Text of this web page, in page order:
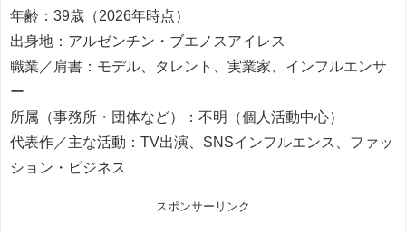
年齢：39歳（2026年時点）
出身地：アルゼンチン・ブエノスアイレス
職業／肩書：モデル、タレント、実業家、インフルエンサ
ー
所属（事務所・団体など）：不明（個人活動中心）
代表作／主な活動：TV出演、SNSインフルエンス、ファッ
ション・ビジネス
スポンサーリンク